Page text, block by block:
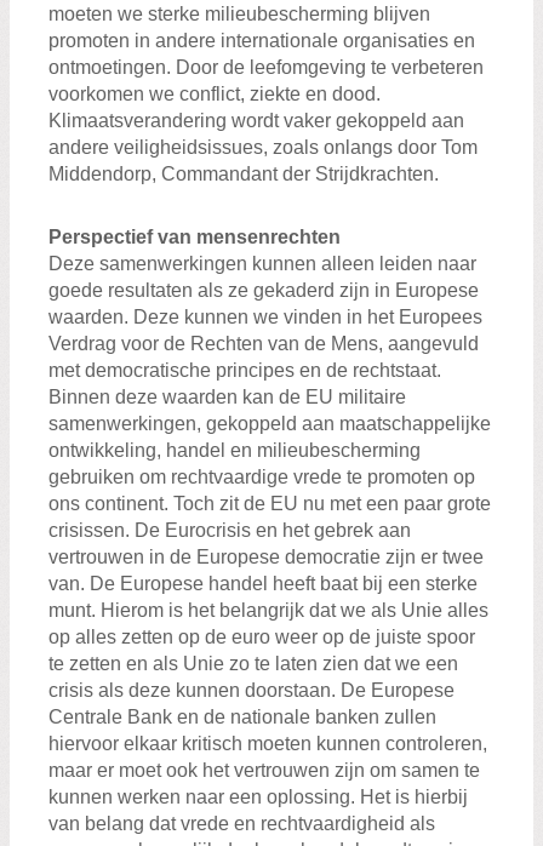
moeten we sterke milieubescherming blijven
promoten in andere internationale organisaties en
ontmoetingen. Door de leefomgeving te verbeteren
voorkomen we conflict, ziekte en dood.
Klimaatsverandering wordt vaker gekoppeld aan
andere veiligheidsissues, zoals onlangs door Tom
Middendorp, Commandant der Strijdkrachten.
Perspectief van mensenrechten
Deze samenwerkingen kunnen alleen leiden naar
goede resultaten als ze gekaderd zijn in Europese
waarden. Deze kunnen we vinden in het Europees
Verdrag voor de Rechten van de Mens, aangevuld
met democratische principes en de rechtstaat.
Binnen deze waarden kan de EU militaire
samenwerkingen, gekoppeld aan maatschappelijke
ontwikkeling, handel en milieubescherming
gebruiken om rechtvaardige vrede te promoten op
ons continent. Toch zit de EU nu met een paar grote
crisissen. De Eurocrisis en het gebrek aan
vertrouwen in de Europese democratie zijn er twee
van. De Europese handel heeft baat bij een sterke
munt. Hierom is het belangrijk dat we als Unie alles
op alles zetten op de euro weer op de juiste spoor
te zetten en als Unie zo te laten zien dat we een
crisis als deze kunnen doorstaan. De Europese
Centrale Bank en de nationale banken zullen
hiervoor elkaar kritisch moeten kunnen controleren,
maar er moet ook het vertrouwen zijn om samen te
kunnen werken naar een oplossing. Het is hierbij
van belang dat vrede en rechtvaardigheid als